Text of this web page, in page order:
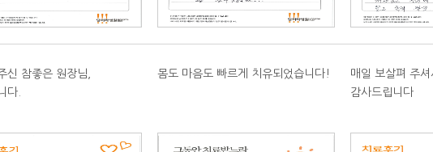
신 참좋은 원장님,
다.
몸도 마음도 빠르게 치유되었습니다!
매일 보살펴 주셔
감사드립니다